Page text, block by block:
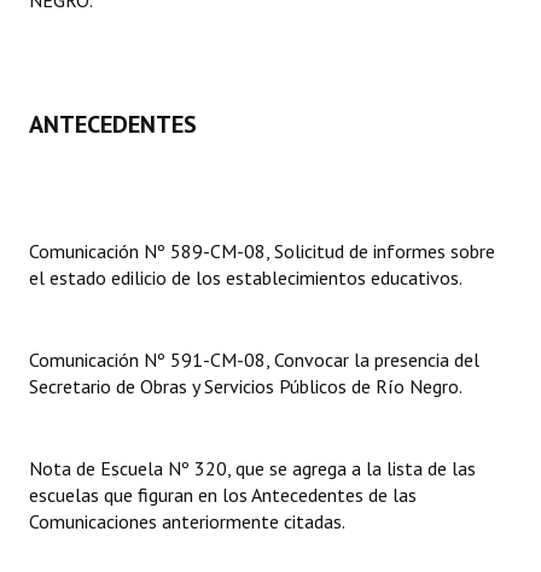
Carta Orgánica 2007
Organigrama
Informes de Gestión
Dictámenes Asesoría Letrada
ANTECEDENTES
Comunicación Nº 589-CM-08, Solicitud de informes sobre
el estado edilicio de los establecimientos educativos.
Comunicación Nº 591-CM-08, Convocar la presencia del
Secretario de Obras y Servicios Públicos de Río Negro.
Nota de Escuela Nº 320, que se agrega a la lista de las
escuelas que figuran en los Antecedentes de las
Comunicaciones anteriormente citadas.